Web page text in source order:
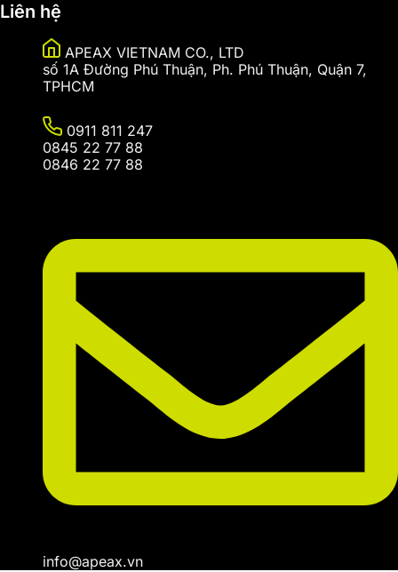
Liên hệ
APEAX VIETNAM CO., LTD
số 1A Đường Phú Thuận, Ph. Phú Thuận, Quận 7,
TPHCM
0911 811 247
0845 22 77 88
0846 22 77 88
info@apeax.vn